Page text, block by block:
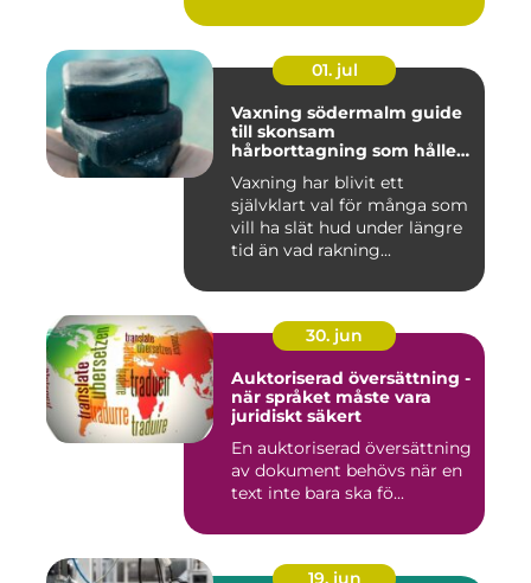
01. jul
Vaxning södermalm guide
till skonsam
hårborttagning som håller
Vaxning har blivit ett
självklart val för många som
vill ha slät hud under längre
tid än vad rakning...
30. jun
Auktoriserad översättning -
när språket måste vara
juridiskt säkert
En auktoriserad översättning
av dokument behövs när en
text inte bara ska fö...
19. jun